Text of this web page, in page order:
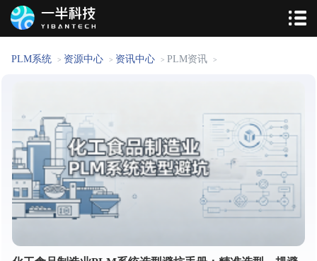
PLM系统 > 资源中心 > 资讯中心 > PLM资讯 >